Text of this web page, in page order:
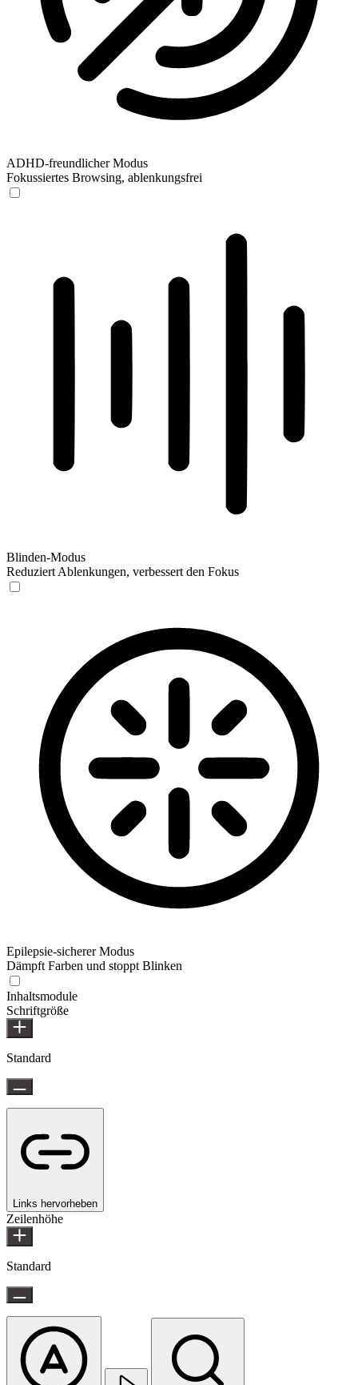
ADHD-freundlicher Modus
Fokussiertes Browsing, ablenkungsfrei
Blinden-Modus
Reduziert Ablenkungen, verbessert den Fokus
Epilepsie-sicherer Modus
Dämpft Farben und stoppt Blinken
Inhaltsmodule
Schriftgröße
Standard
Links hervorheben
Zeilenhöhe
Standard